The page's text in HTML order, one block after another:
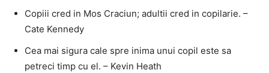
Copiii cred in Mos Craciun; adultii cred in copilarie. –
Cate Kennedy
Cea mai sigura cale spre inima unui copil este sa
petreci timp cu el. – Kevin Heath